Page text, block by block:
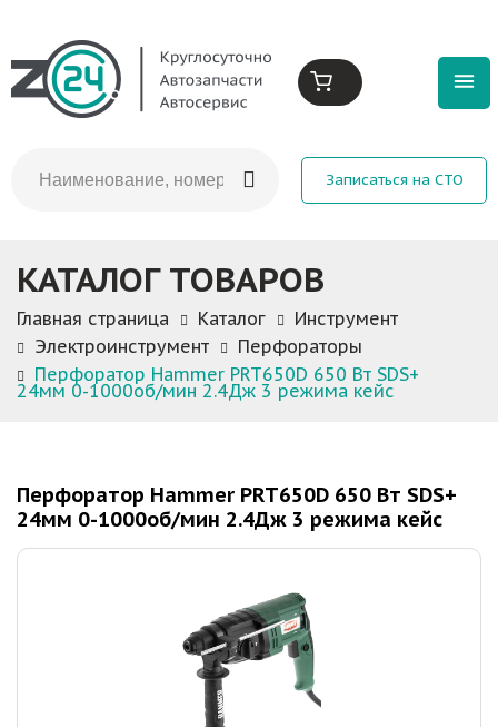
Записаться на СТО
КАТАЛОГ ТОВАРОВ
Главная страница Каталог
Инструмент
Электроинструмент
Перфораторы
Перфоратор Hammer PRT650D 650 Вт SDS+
24мм 0-1000об/мин 2.4Дж 3 режима кейс
Перфоратор Hammer PRT650D 650 Вт SDS+
24мм 0-1000об/мин 2.4Дж 3 режима кейс